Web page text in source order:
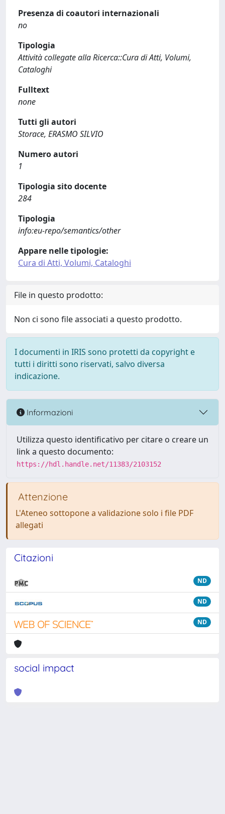
Presenza di coautori internazionali
no
Tipologia
Attività collegate alla Ricerca::Cura di Atti, Volumi,
Cataloghi
Fulltext
none
Tutti gli autori
Storace, ERASMO SILVIO
Numero autori
1
Tipologia sito docente
284
Tipologia
info:eu-repo/semantics/other
Appare nelle tipologie:
Cura di Atti, Volumi, Cataloghi
File in questo prodotto:
Non ci sono file associati a questo prodotto.
I documenti in IRIS sono protetti da copyright e
tutti i diritti sono riservati, salvo diversa
indicazione.
Informazioni
Utilizza questo identificativo per citare o creare un
link a questo documento:
https://hdl.handle.net/11383/2103152
Attenzione
L'Ateneo sottopone a validazione solo i file PDF
allegati
Citazioni
ND
ND
ND
social impact